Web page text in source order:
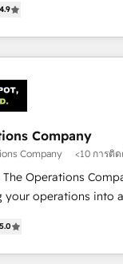
operating across
global
sales, and
& Portugal), we
automation to drive
team
boost
impact. 🌍 Highlights •
since 2012 • 2022
in 30+ industries •
integrations •
4.9
Company
Company <10 การติด
Operations
your operations into
complex systems into
that work across
5.0